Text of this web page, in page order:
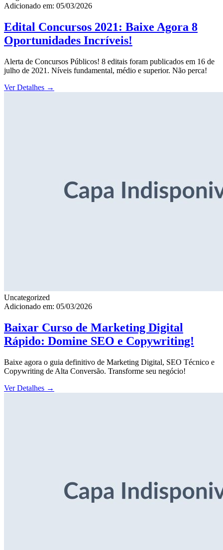
Adicionado em: 05/03/2026
Edital Concursos 2021: Baixe Agora 8
Oportunidades Incríveis!
Alerta de Concursos Públicos! 8 editais foram publicados em 16 de
julho de 2021. Níveis fundamental, médio e superior. Não perca!
Ver Detalhes →
Uncategorized
Adicionado em: 05/03/2026
Baixar Curso de Marketing Digital
Rápido: Domine SEO e Copywriting!
Baixe agora o guia definitivo de Marketing Digital, SEO Técnico e
Copywriting de Alta Conversão. Transforme seu negócio!
Ver Detalhes →